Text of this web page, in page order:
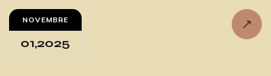
NOVEMBRE
01,2025